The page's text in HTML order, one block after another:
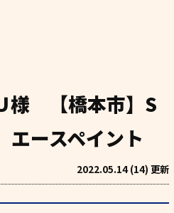
様 【橋本市】S
ースペイント
2022.05.14 (14) 更新